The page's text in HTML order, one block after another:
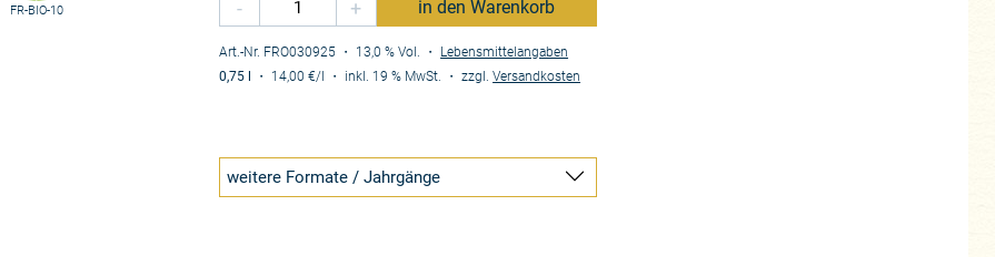
FR-BIO-10
-
+ in den Warenkorb
Art.-Nr. FRO030925 ・ 13,0 % Vol. ・ Lebensmittelangaben
0,75 l ・ 14,00 €/l ・ inkl. 19 % MwSt. ・zzgl.Versandkosten
weitere Formate / Jahrgänge